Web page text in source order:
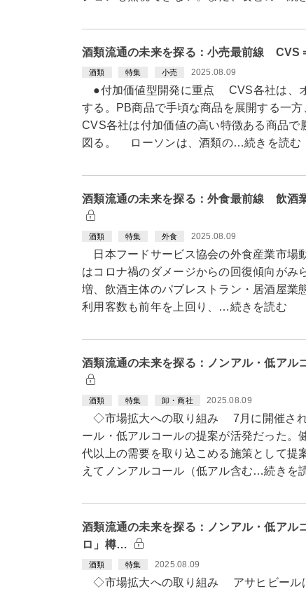
酒類流通の未来を探る：小売最前線 CVS
酒類 特集 小売 2025.08.09
●付加価値型開発に重点 CVS各社は、
する。PB商品で手頃な商品を展開する一方
CVS各社は付加価値の高い特徴ある商品で
図る。 ローソンは、酒類の…続きを読む
酒類流通の未来を探る：外食最前線 飲酒
酒類 特集 外食 2025.08.09
日本フードサービス協会の外食産業市場
はコロナ禍のダメージからの回復傾向がみ
増、飲酒主体のパブレストラン・居酒屋業
利用客数も前年を上回り、…続きを読む
酒類流通の未来を探る：ノンアル・低ア
酒類 特集 卸・商社 2025.08.09
◇市場拡大への取り組み 7月に開催され
ール・低アルコールの提案が活発だった。
代以上の需要を取り込こめる施策として
えてノンアルコール（低アル含む…続きを
酒類流通の未来を探る：ノンアル・低ア
ロ」樽…
酒類 特集 2025.08.09
◇市場拡大への取り組み アサヒビール